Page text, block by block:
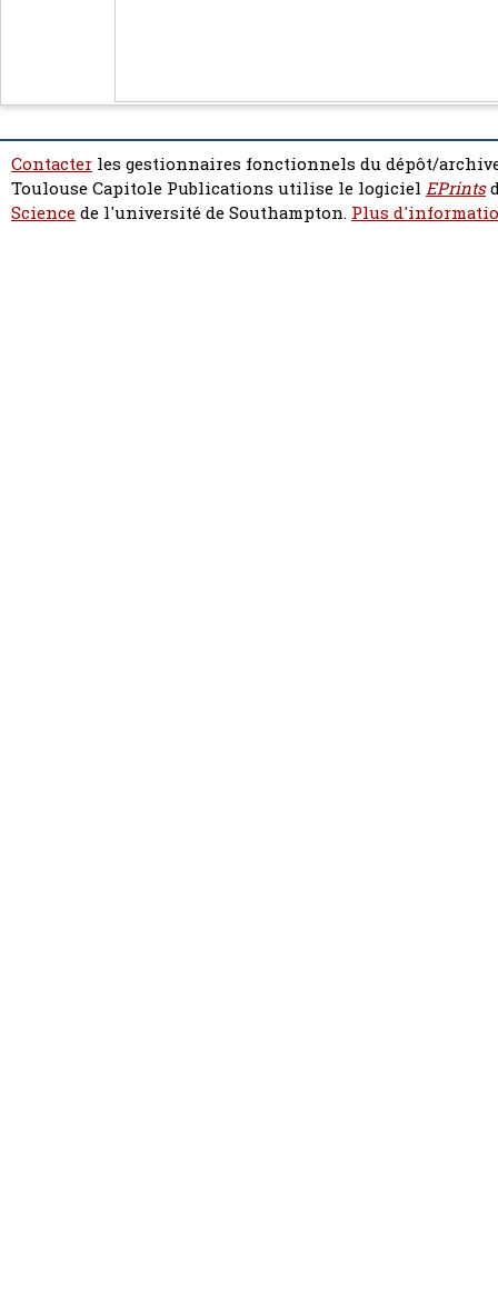
Contacter les gestionnaires fonctionnels du dépôt/
Toulouse Capitole Publications utilise le logiciel EPrints
Sciencede l'université de Southampton. Plus